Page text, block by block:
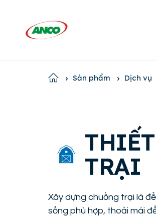
Home Sản phẩm Dịch vụ
TRẠI
Xây dựng chuồng trại là
sống phù hợp, thoải mái